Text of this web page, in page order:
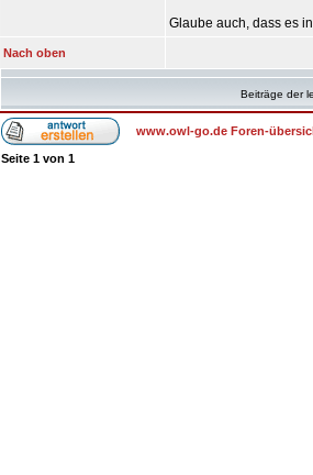
Glaube auch, dass es
Nach oben
Beiträge der
www.owl-go.de Foren-
Seite 1 von 1